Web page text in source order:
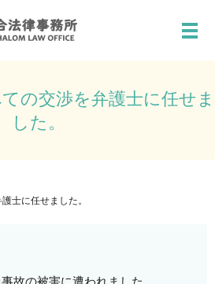
メ
ての交渉を弁護士に任せま
した。
士に任せました。